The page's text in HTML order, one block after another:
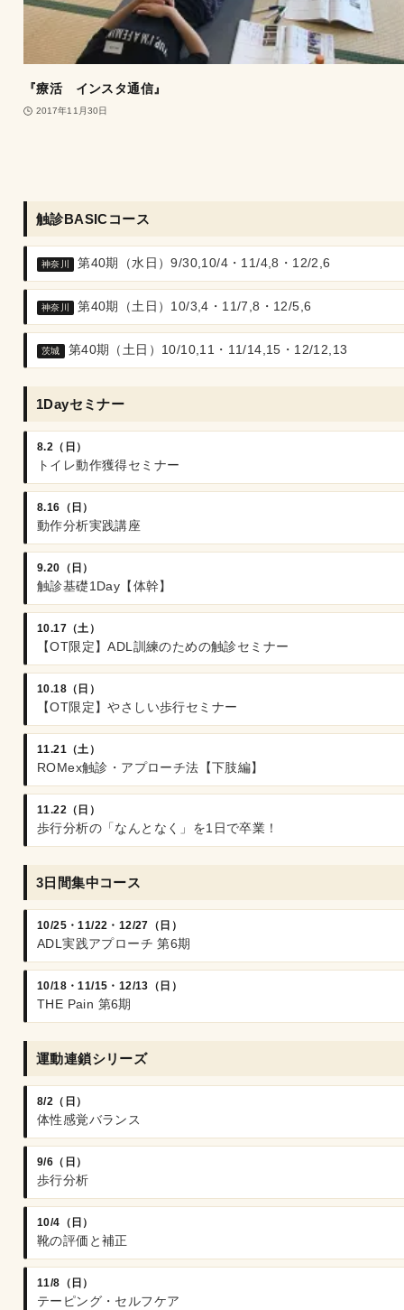
『療活 インスタ通信』
2017年11月30日
触診BASICコース
神奈川 第40期（水日）9/30,10/4・11/4,8・12/2,6
神奈川 第40期（土日）10/3,4・11/7,8・12/5,6
茨城 第40期（土日）10/10,11・11/14,15・12/12,13
1Dayセミナー
8.2（日）
トイレ動作獲得セミナー
8.16（日）
動作分析実践講座
9.20（日）
触診基礎1Day【体幹】
10.17（土）
【OT限定】ADL訓練のための触診セミナー
10.18（日）
【OT限定】やさしい歩行セミナー
11.21（土）
ROMex触診・アプローチ法【下肢編】
11.22（日）
歩行分析の「なんとなく」を1日で卒業！
3日間集中コース
10/25・11/22・12/27（日）
ADL実践アプローチ 第6期
10/18・11/15・12/13（日）
THE Pain 第6期
運動連鎖シリーズ
8/2（日）
体性感覚バランス
9/6（日）
歩行分析
10/4（日）
靴の評価と補正
11/8（日）
テーピング・セルフケア